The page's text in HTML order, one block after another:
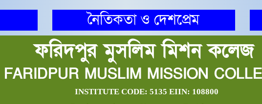
নৈতিকতা ও দেশপ্রেম
ফরিদপুর মুসলিম মিশন কলেজ
FARIDPUR MUSLIM MISSION
INSTITUTE CODE: 5135 EIIN: 108800